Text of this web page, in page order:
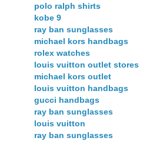
polo ralph shirts
kobe 9
ray ban sunglasses
michael kors handbags
rolex watches
louis vuitton outlet stores
michael kors outlet
louis vuitton handbags
gucci handbags
ray ban sunglasses
louis vuitton
ray ban sunglasses